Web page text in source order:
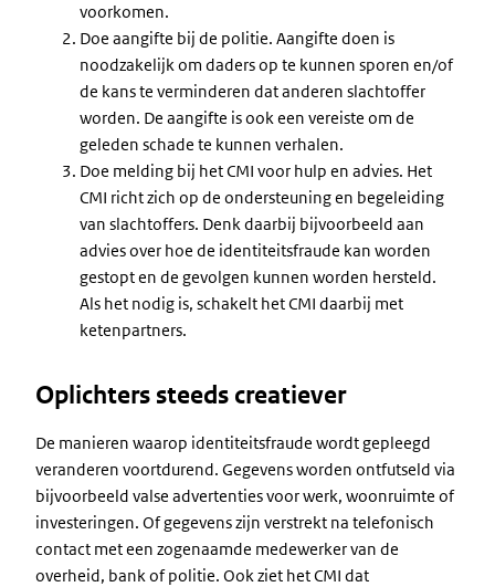
voorkomen.
Doe aangifte bij de politie. Aangifte doen is
noodzakelijk om daders op te kunnen sporen en/of
de kans te verminderen dat anderen slachtoffer
worden. De aangifte is ook een vereiste om de
geleden schade te kunnen verhalen.
Doe melding bij het CMI voor hulp en advies. Het
CMI richt zich op de ondersteuning en begeleiding
van slachtoffers. Denk daarbij bijvoorbeeld aan
advies over hoe de identiteitsfraude kan worden
gestopt en de gevolgen kunnen worden hersteld.
Als het nodig is, schakelt het CMI daarbij met
ketenpartners.
Oplichters steeds creatiever
De manieren waarop identiteitsfraude wordt gepleegd
veranderen voortdurend. Gegevens worden ontfutseld via
bijvoorbeeld valse advertenties voor werk, woonruimte of
investeringen. Of gegevens zijn verstrekt na telefonisch
contact met een zogenaamde medewerker van de
overheid, bank of politie. Ook ziet het CMI dat